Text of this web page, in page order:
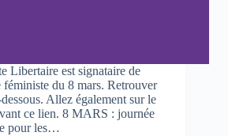
Libertaire est signataire de
féministe du 8 mars. Retrouver
Allez également sur le
ce lien. 8 MARS : journée
pour les…